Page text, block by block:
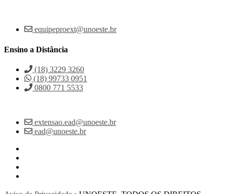
equipeproext@unoeste.br
Ensino a Distância
(18) 3229 3260
(18) 99733 0951
0800 771 5533
extensao.ead@unoeste.br
ead@unoeste.br